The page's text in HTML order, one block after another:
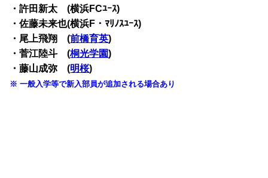
・許田新太 (横浜FCﾕｰｽ)
・佐藤未来也(横浜F・ﾏﾘﾉｽﾕｰｽ)
・尾上飛翔 (前橋育英)
・菅江陸斗 (桐光学園)
・藤山成弥 (明桜)
※ 一般入学等で新入部員が追加される場合あり